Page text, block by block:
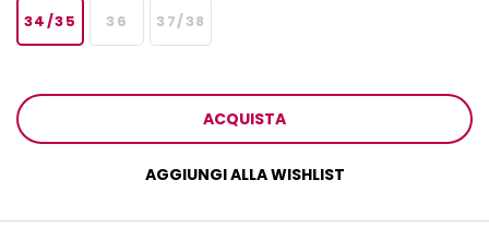
34/35 36 37/38
ACQUISTA
AGGIUNGI ALLA WISHLIST